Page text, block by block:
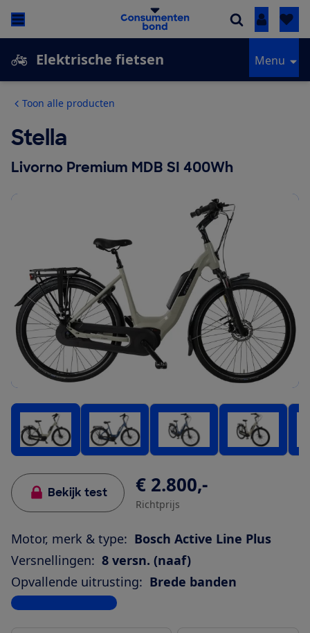
Inloggen
Elektrische fietsen Menu
Toon alle producten
Stella
Livorno Premium MDB SI 400Wh
Bekijk test € 2.800,-
Richtprijs
Motor, merk & type: Bosch Active Line Plus
Versnellingen: 8 versn. (naaf)
Opvallende uitrusting: Brede banden
Bekijk alle specificaties